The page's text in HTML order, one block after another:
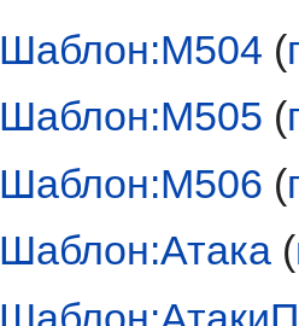
Шаблон:M504 (
Шаблон:M505 (
Шаблон:M506 (
Шаблон:Атака (